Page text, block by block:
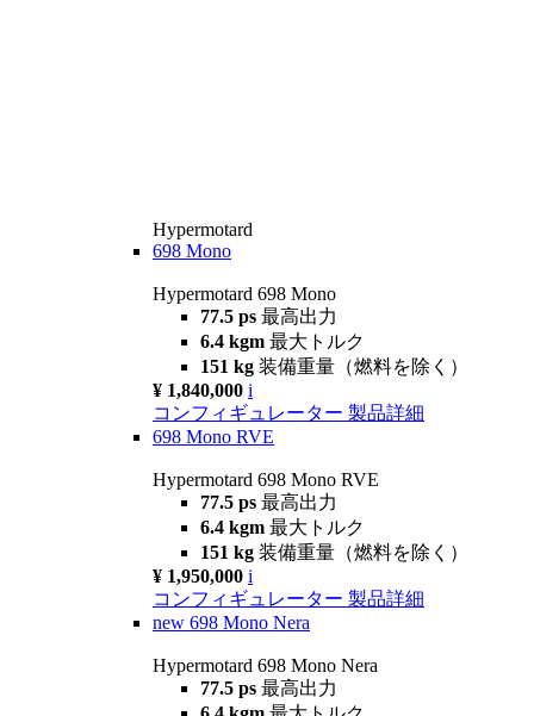
Hypermotard
698 Mono
Hypermotard 698 Mono
77.5 ps 最高出力
6.4 kgm 最大トルク
151 kg 装備重量（燃料を除く）
¥ 1,840,000 i
コンフィギュレーター 製品詳細
698 Mono RVE
Hypermotard 698 Mono RVE
77.5 ps 最高出力
6.4 kgm 最大トルク
151 kg 装備重量（燃料を除く）
¥ 1,950,000 i
コンフィギュレーター 製品詳細
new 698 Mono Nera
Hypermotard 698 Mono Nera
77.5 ps 最高出力